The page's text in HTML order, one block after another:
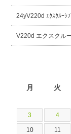
24yV220d ｴｸｽｸﾙｰｼ
V220d エクスクル
月 火
3 4
10 11